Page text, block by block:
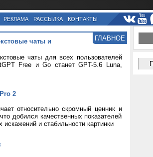
РЕКЛАМА РАССЫЛКА КОНТАКТЫ
ГЛАВНОЕ
чаты и
чаты для всех пользователей
Free и Go станет GPT-5.6 Luna,
2
относительно скромный ценник и
добился качественных показателей
искажений и стабильности картинки